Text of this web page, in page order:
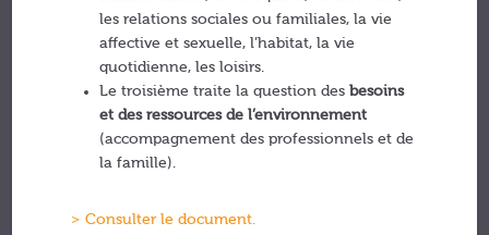
les relations sociales ou familiales, la vie
affective et sexuelle, l’habitat, la vie
quotidienne, les loisirs.
Le troisième traite la question des besoins
et des ressources de l’environnement
(accompagnement des professionnels et de
la famille).
> Consulter le document.